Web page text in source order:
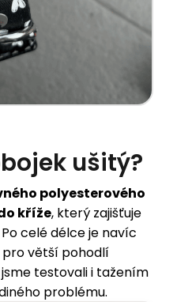
ušitý?
polyesterového
kříže, který zajišťuje
celé délce je navíc
větší pohodlí
testovali i tažením
problému.